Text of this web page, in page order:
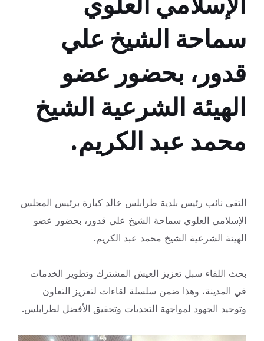
سماحة الشيخ علي
قدور، بحضور عضو
الهيئة الشرعية الشيخ
محمد عبد الكريم.
التقى نائب رئيس بلدية طرابلس خالد كبارة برئيس المجلس
الإسلامي العلوي سماحة الشيخ علي قدور، بحضور عضو
الهيئة الشرعية الشيخ محمد عبد الكريم.
بحث اللقاء سبل تعزيز العيش المشترك وتطوير الخدمات
في المدينة، وهذا ضمن سلسلة لقاءات لتعزيز التعاون
وتوحيد الجهود لمواجهة التحديات وتحقيق الأفضل لطرابلس.